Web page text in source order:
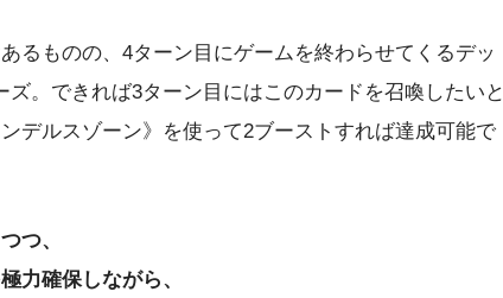
るものの、4ターン目にゲームを終わらせてくるデッ
。できれば3ターン目にはこのカードを召喚したいと
デルスゾーン》を使って2ブーストすれば達成可能で
つ、
力確保しながら、